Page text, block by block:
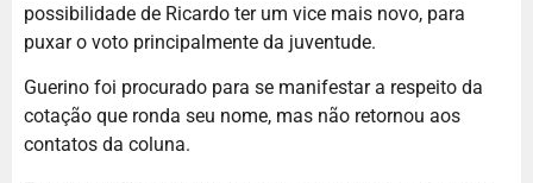
possibilidade de Ricardo ter um vice mais novo, para
puxar o voto principalmente da juventude.
Guerino foi procurado para se manifestar a respeito da
cotação que ronda seu nome, mas não retornou aos
contatos da coluna.